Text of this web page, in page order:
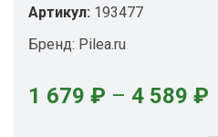
Артикул: 193477
Бренд: Pilea.ru
1 679 ₽ – 4 589 ₽